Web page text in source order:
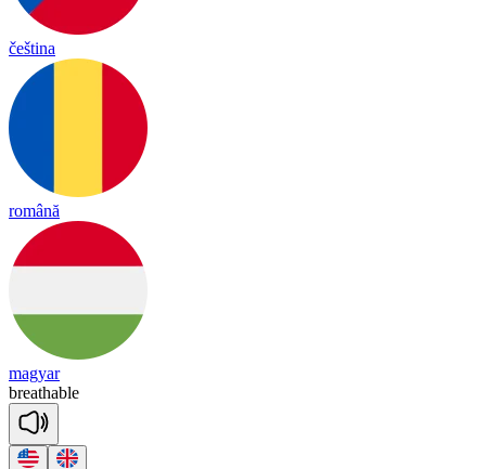
čeština
română
magyar
breathable